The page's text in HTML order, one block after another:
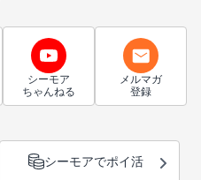
シーモア
ちゃんねる
メルマガ
登録
シーモアでポイ活